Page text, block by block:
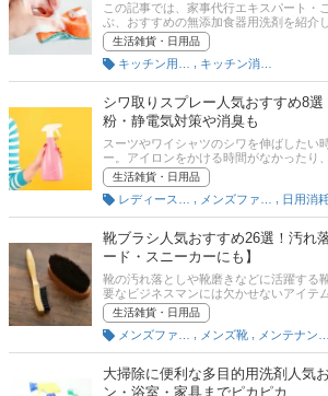
この記事では、家事代行エキスパート・
ぶ、おすすめの無添加食器用洗剤を紹介
悩まされている方、より身体にとって安
境にやさしくエコな商品を探している方
着色料、香料、保存料など、なにが無添
的に合った商品を選ぶことが大切です。
洗剤の効率的な使い方、Amazonなどの
ングのリンクもあるので、売れ筋や口コ
生活雑貨・日用品
シワ取りスプレー人気おすすめ8
粉・静電気対策や消臭も
スーツやワイシャツのシワを伸ばしたい
ー。アイロンをかける時間がなかったり
活躍します。コンビニやドラックストア
が、実際にシワが取れるのか、どの商品
う方も多いのではないでしょうか。そこ
ート・ことのはさんからのアドバイスを
選び方とおすすめ商品をご紹介！なかに
や花粉、静電気対策も一緒にできる機能
います。 また、記事後半にはシワ取りス
トの人気売れ筋ランキングリンクも掲載
して使い勝手のよいシワ取りスプレーを
生活雑貨・日用品
日用消
靴ブラシ人気おすすめ26選！汚れ
ード・スニーカーにも】
靴の汚れ落としや靴磨きなどに活躍する
要なビジネスマンには欠かせないアイテ
毛、豚毛などさまざまな種類があり、ど
ますよね。そこでこの記事では、家事代
んにお話をうかがい、靴ブラシの選び方
サフィールなどの人気メーカーから選ん
ブラシの使い方についても解説します。
イトの人気売れ筋ランキングもチェック
ひ最後までご覧ください。
生活雑貨・日用品
メンズ靴
大掃除に便利な多目的用洗剤人気
ン・浴室・家具までピカピカ